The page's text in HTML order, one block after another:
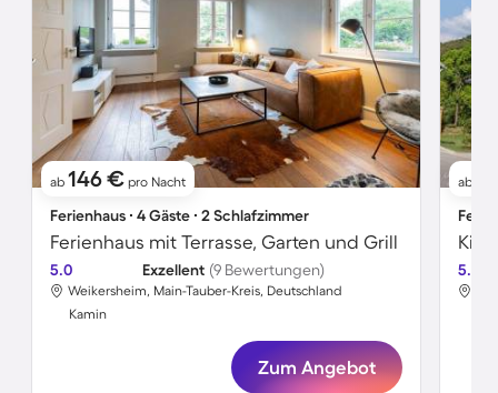
ab 146 € pro Nacht
Ferienhaus ∙ 4 Gäste ∙ 2 Schlafzimmer
Ferienhaus mit Terrasse, Garten und Grill
5.0 Exzellent (9 Bewertungen)
Weikersheim, Main-Tauber-Kreis, Deutschland
Kamin
Zum Angebot
ab
5.0